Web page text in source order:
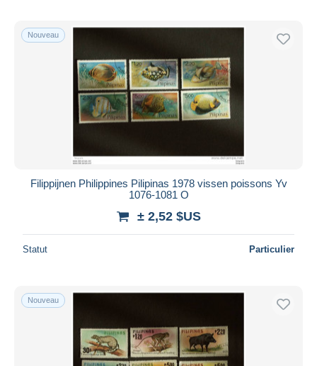
Nouveau
Filippijnen Philippines Pilipinas 1978 vissen poissons Yv
1076-1081 O
± 2,52 $US
Statut Particulier
Nouveau